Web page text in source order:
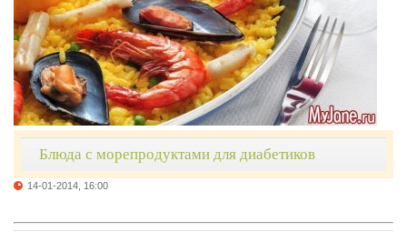
Блюда с морепродуктами для диабетиков
14-01-2014, 16:00